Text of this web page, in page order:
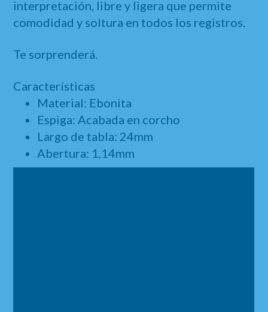
interpretación, libre y ligera que permite
comodidad y soltura en todos los registros.
Te sorprenderá.
Características
Material: Ebonita
Espiga: Acabada en corcho
Largo de tabla: 24mm
Abertura: 1,14mm